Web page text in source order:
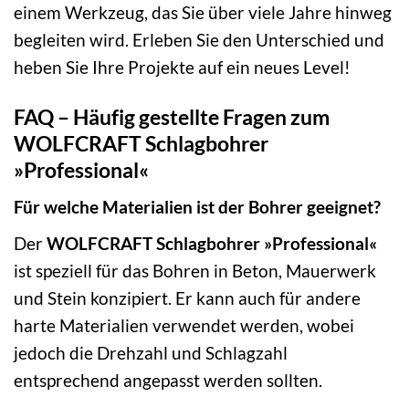
einem Werkzeug, das Sie über viele Jahre hinweg
begleiten wird. Erleben Sie den Unterschied und
heben Sie Ihre Projekte auf ein neues Level!
FAQ – Häufig gestellte Fragen zum
WOLFCRAFT Schlagbohrer
»Professional«
Für welche Materialien ist der Bohrer geeignet?
DerWOLFCRAFT Schlagbohrer »Professional«
ist speziell für das Bohren in Beton, Mauerwerk
und Stein konzipiert. Er kann auch für andere
harte Materialien verwendet werden, wobei
jedoch die Drehzahl und Schlagzahl
entsprechend angepasst werden sollten.